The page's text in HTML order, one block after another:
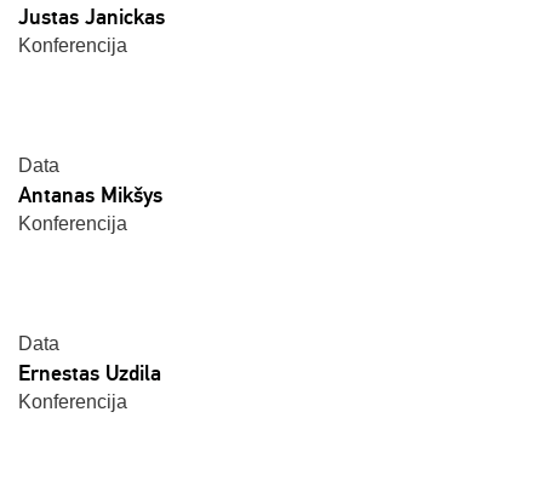
Justas Janickas
Konferencija
Data
Antanas Mikšys
Konferencija
Data
Ernestas Uzdila
Konferencija